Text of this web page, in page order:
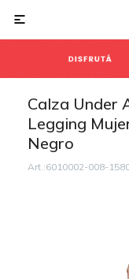

Calza Under
Legging
Negro
6010002-008-